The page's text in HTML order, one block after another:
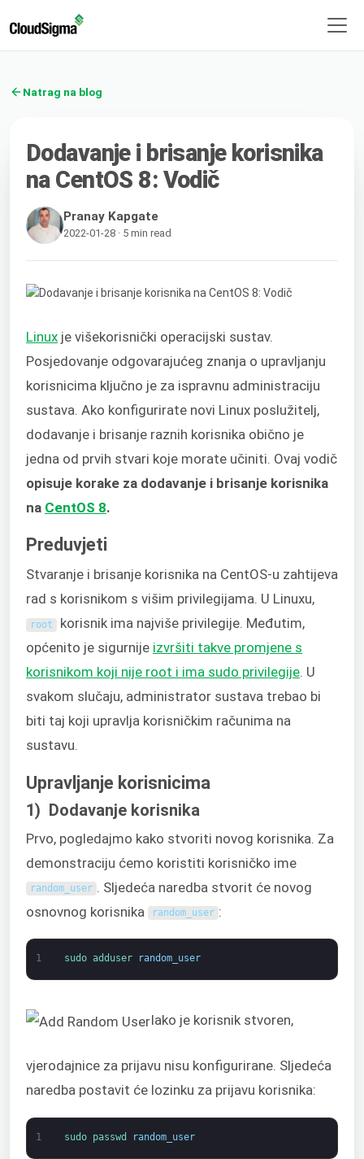
Natrag na blog
Dodavanje i brisanje korisnika
na CentOS 8: Vodič
Pranay Kapgate
2022-01-28 · 5 min read
Linux je višekorisnički operacijski sustav.
Posjedovanje odgovarajućeg znanja o upravljanju
korisnicima ključno je za ispravnu administraciju
sustava. Ako konfigurirate novi Linux poslužitelj,
dodavanje i brisanje raznih korisnika obično je
jedna od prvih stvari koje morate učiniti. Ovaj vodič
opisuje korake za dodavanje i brisanje korisnika
na CentOS 8.
Preduvjeti
Stvaranje i brisanje korisnika na CentOS-u zahtijeva
rad s korisnikom s višim privilegijama. U Linuxu,
root korisnik ima najviše privilegije. Međutim,
općenito je sigurnije izvršiti takve promjene s
korisnikom koji nije root i ima sudo privilegije. U
svakom slučaju, administrator sustava trebao bi
biti taj koji upravlja korisničkim računima na
sustavu.
Upravljanje korisnicima
1) Dodavanje korisnika
Prvo, pogledajmo kako stvoriti novog korisnika. Za
demonstraciju ćemo koristiti korisničko ime
random_user . Sljedeća naredba stvorit će novog
osnovnog korisnika
random_user :
1 sudo adduser random_user
Iako je korisnik stvoren,
vjerodajnice za prijavu nisu konfigurirane. Sljedeća
naredba postavit će lozinku za prijavu korisnika:
1 sudo passwd random_user